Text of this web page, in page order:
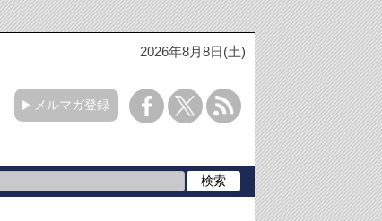
2026年8月8日(土)
メルマガ登録